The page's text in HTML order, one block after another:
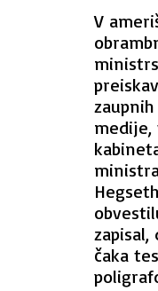
V
medije,
čaka